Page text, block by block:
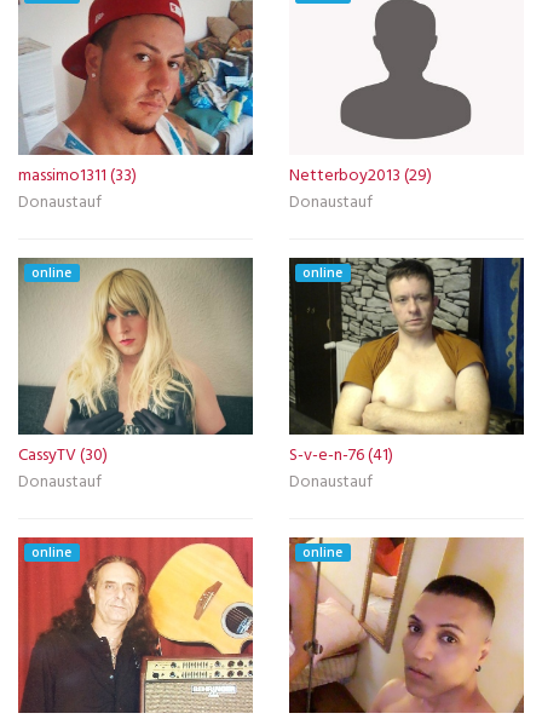
massimo1311 (33)
Donaustauf
Netterboy2013 (29)
Donaustauf
online
CassyTV (30)
Donaustauf
online
S-v-e-n-76 (41)
Donaustauf
online online